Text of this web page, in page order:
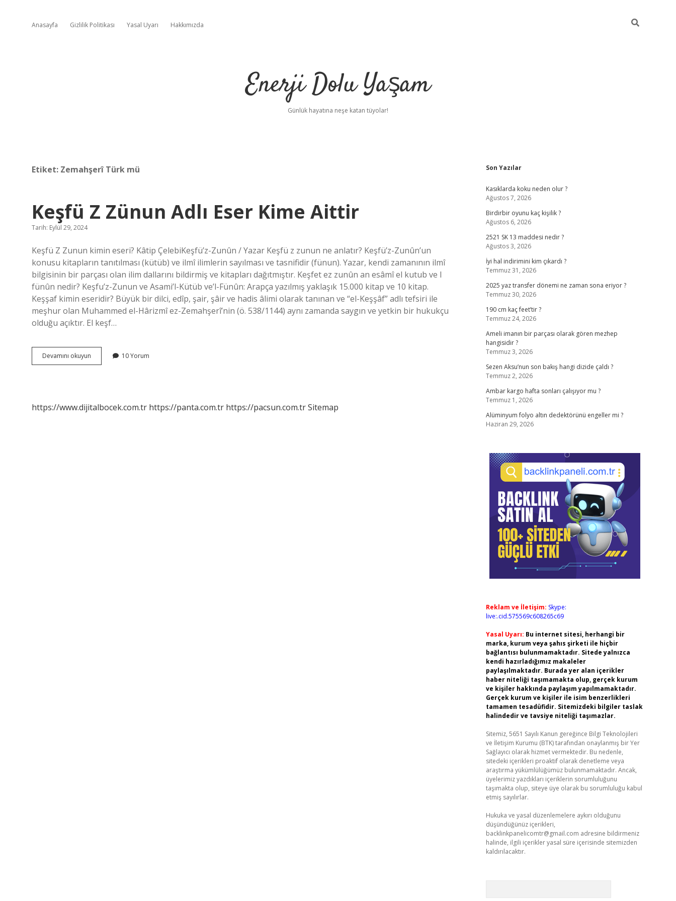
Anasayfa Gizlilik Politikası Yasal Uyarı Hakkımızda
Enerji Dolu Yaşam
Günlük hayatına neşe katan tüyolar!
Etiket: Zemahşerî Türk mü
Keşfü Z Zünun Adlı Eser Kime Aittir
Tarih: Eylül 29, 2024
Keşfü Z Zunun kimin eseri? Kâtip ÇelebiKeşfü’z-Zunûn / Yazar Keşfü z zunun ne anlatır? Keşfü’z-Zunûn’un
konusu kitapların tanıtılması (kütüb) ve ilmî ilimlerin sayılması ve tasnifidir (fünun). Yazar, kendi zamanının ilmî
bilgisinin bir parçası olan ilim dallarını bildirmiş ve kitapları dağıtmıştır. Keşfet ez zunûn an esâmî el kutub ve l
fünûn nedir? Keşfu’z-Zunun ve Asami’l-Kütüb ve’l-Fünûn: Arapça yazılmış yaklaşık 15.000 kitap ve 10 kitap.
Keşşaf kimin eseridir? Büyük bir dilci, edîp, şair, şâir ve hadis âlimi olarak tanınan ve “el-Keşşâf” adlı tefsiri ile
meşhur olan Muhammed el-Hârizmî ez-Zemahşerî’nin (ö. 538/1144) aynı zamanda saygın ve yetkin bir hukukçu
olduğu açıktır. El keşf…
Devamını okuyun
Z
Aittir
10 Yorum
https://www.dijitalbocek.com.tr https://panta.com.tr https://pacsun.com.trSitemap
Sidebar
Son Yazılar
Kasıklarda koku neden olur ?
Ağustos 7, 2026
Birdirbir oyunu kaç kişilik ?
Ağustos 6, 2026
2521 SK 13 maddesi nedir ?
Ağustos 3, 2026
İyi hal indirimini kim çıkardı ?
Temmuz 31, 2026
2025 yaz transfer dönemi ne zaman sona eriyor ?
Temmuz 30, 2026
190 cm kaç feet’tir ?
Temmuz 24, 2026
Ameli imanın bir parçası olarak gören mezhep
hangisidir ?
Temmuz 3, 2026
Sezen Aksu’nun son bakış hangi dizide çaldı ?
Temmuz 2, 2026
Ambar kargo hafta sonları çalışıyor mu ?
Temmuz 1, 2026
Alüminyum folyo altın dedektörünü engeller mi ?
Haziran 29, 2026
Reklam ve İletişim: Skype:
live:.cid.575569c608265c69
Yasal Uyarı: Bu internet sitesi, herhangi bir
marka, kurum veya şahıs şirketi ile hiçbir
bağlantısı bulunmamaktadır. Sitede yalnızca
kendi hazırladığımız makaleler
paylaşılmaktadır. Burada yer alan içerikler
haber niteliği taşımamakta olup, gerçek kurum
ve kişiler hakkında paylaşım yapılmamaktadır.
Gerçek kurum ve kişiler ile isim benzerlikleri
tamamen tesadüfidir. Sitemizdeki bilgiler taslak
halindedir ve tavsiye niteliği taşımazlar.
Sitemiz, 5651 Sayılı Kanun gereğince Bilgi Teknolojileri
ve İletişim Kurumu (BTK) tarafından onaylanmış bir Yer
Sağlayıcı olarak hizmet vermektedir. Bu nedenle,
sitedeki içerikleri proaktif olarak denetleme veya
araştırma yükümlülüğümüz bulunmamaktadır. Ancak,
üyelerimiz yazdıkları içeriklerin sorumluluğunu
taşımakta olup, siteye üye olarak bu sorumluluğu kabul
etmiş sayılırlar.
Hukuka ve yasal düzenlemelere aykırı olduğunu
düşündüğünüz içerikleri,
backlinkpanelicomtr@gmail.com adresine bildirmeniz
halinde, ilgili içerikler yasal süre içerisinde sitemizden
kaldırılacaktır.